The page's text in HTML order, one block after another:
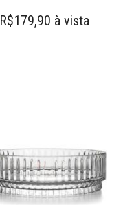
R$179,90 à vista